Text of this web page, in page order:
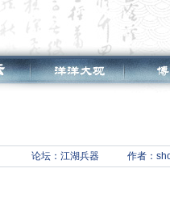
论坛： 江湖兵器 作者：